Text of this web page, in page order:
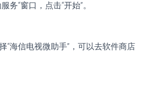
务“窗口，点击“开始”。
“海信电视微助手”，可以去软件商店